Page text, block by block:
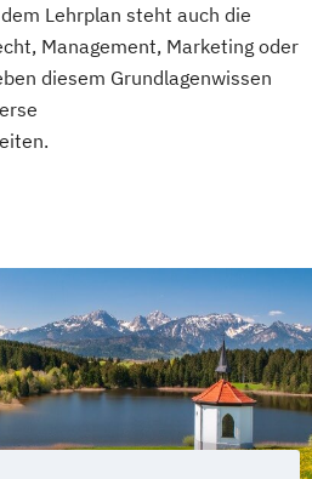
Lehrplan steht auch die
Management, Marketing oder
diesem Grundlagenwissen